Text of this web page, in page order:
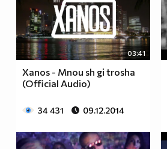
03:41
Xanos - Mnou sh gi trosha
(Official Audio)
34 431 09.12.2014